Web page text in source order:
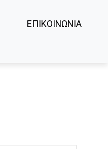
ΕΠΙΚΟΙΝΩΝΙΑ